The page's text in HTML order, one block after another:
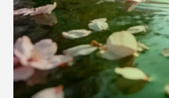
Foto
Andre verktøy
Se alle